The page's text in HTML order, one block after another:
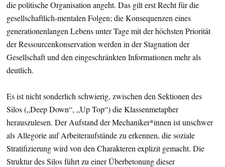
die politische Organisation angeht. Das gilt erst Recht für die
gesellschaftlich-mentalen Folgen; die Konsequenzen eines
generationenlangen Lebens unter Tage mit der höchsten Priorität
der Ressourcenkonservation werden in der Stagnation der
Gesellschaft und den eingeschränkten Informationen mehr als
deutlich.
Es ist nicht sonderlich schwierig, zwischen den Sektionen des
Silos („Deep Down“, „Up Top“) die Klassenmetapher
herauszulesen. Der Aufstand der Mechaniker*innen ist unschwer
als Allegorie auf Arbeiteraufstände zu erkennen, die soziale
Stratifizierung wird von den Charakteren explizit gemacht. Die
Struktur des Silos führt zu einer Überbetonung dieser